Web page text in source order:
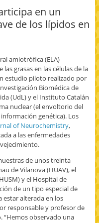
en un
de los lípidos en
amiotrófica (ELA)
grasas en las células de la
estudio piloto realizado por
Biomédica de
(UdL) y el Instituto Catalán
nuclear (el envoltorio del
genética). Los
of Neurochemistry,
a las enfermedades
de unos treinta
de Vilanova (HUAV), el
y el Hospital de
de un tipo especial de
estar alterada en los
responsable y profesor de
“Hemos observado una